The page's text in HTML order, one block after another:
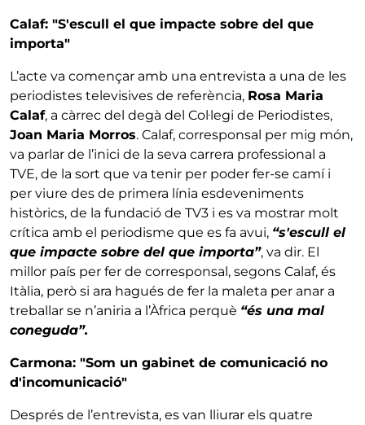
Calaf: "S'escull el que impacte sobre del que
importa"
L’acte va començar amb una entrevista a una de les
periodistes televisives de referència, Rosa Maria
Calaf, a càrrec del degà del Col·legi de Periodistes,
Joan Maria Morros. Calaf, corresponsal per mig món,
va parlar de l’inici de la seva carrera professional a
TVE, de la sort que va tenir per poder fer-se camí i
per viure des de primera línia esdeveniments
històrics, de la fundació de TV3 i es va mostrar molt
crítica amb el periodisme que es fa avui, “s'escull el
que impacte sobre del que importa”, va dir. El
millor país per fer de corresponsal, segons Calaf, és
Itàlia, però si ara hagués de fer la maleta per anar a
treballar se n’aniria a l’Àfrica perquè “és una mal
coneguda”.
Carmona: "Som un gabinet de comunicació no
d'incomunicació"
Després de l’entrevista, es van lliurar els quatre